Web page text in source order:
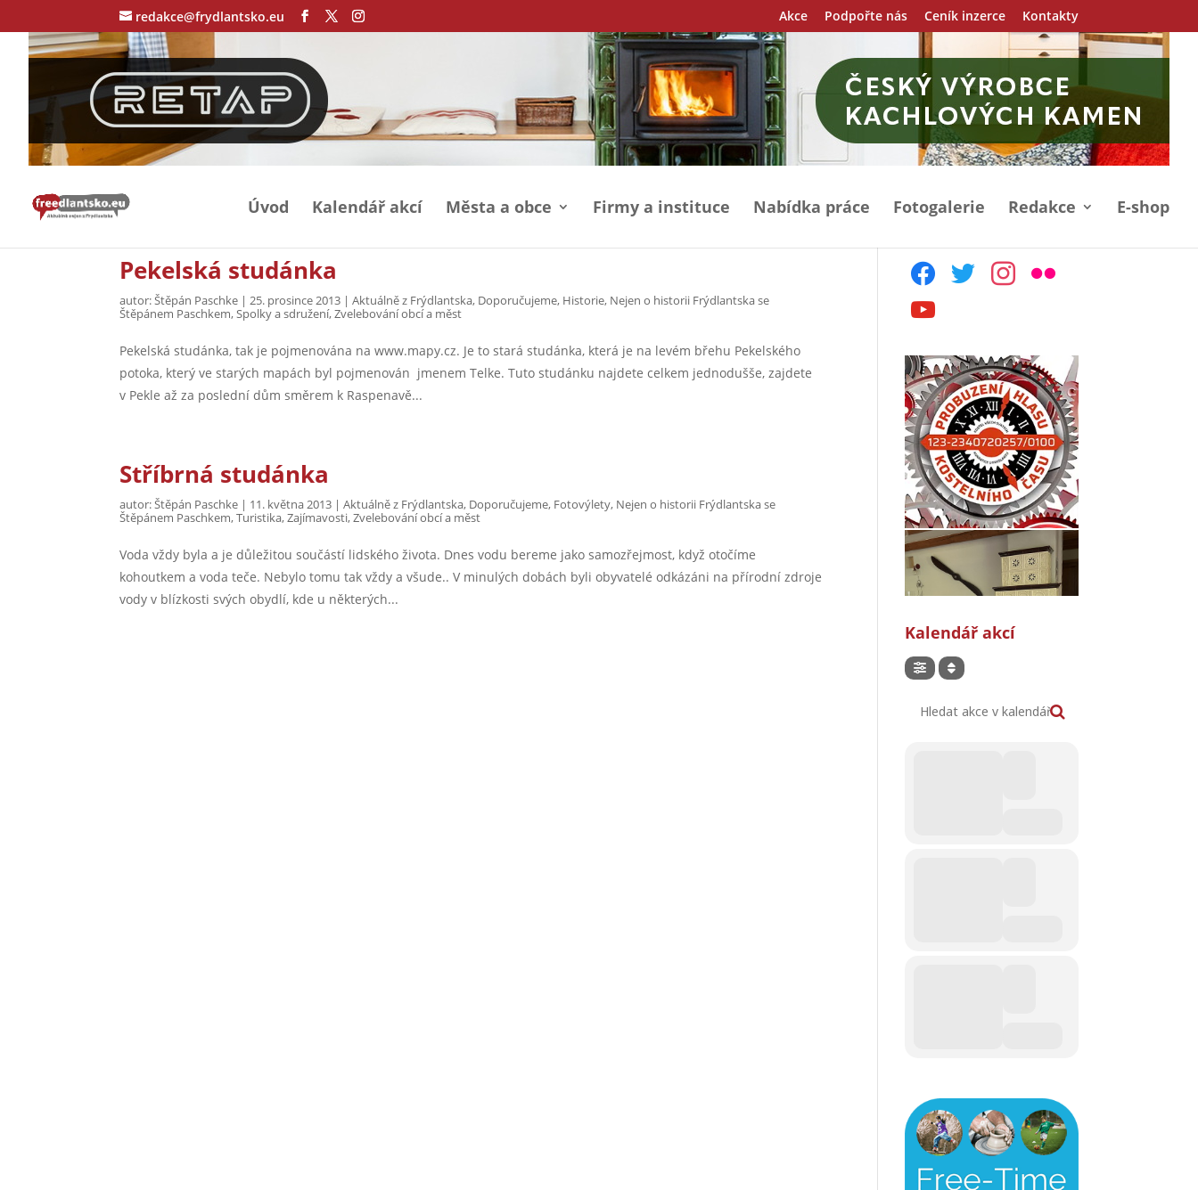
redakce@frydlantsko.eu Akce Podpořte nás Ceník inzerce Kontakty
Úvod Kalendář akcí Města a obce Firmy a instituce Nabídka práce Fotogalerie Redakce E-shop
Pekelská studánka
autor:Štěpán Paschke |25. prosince 2013 |Aktuálně z Frýdlantska, Doporučujeme, Historie, Nejen o historii Frýdlantska se
Štěpánem Paschkem,Spolky a sdružení,Zvelebování obcí a měst
Pekelská studánka, tak je pojmenována na www.mapy.cz. Je to stará studánka, která je na levém břehu Pekelského
potoka, který ve starých mapách byl pojmenován jmenem Telke. Tuto studánku najdete celkem jednodušše, zajdete
v Pekle až za poslední dům směrem k Raspenavě...
Stříbrná studánka
autor:Štěpán Paschke | 11. května 2013 |Aktuálně z Frýdlantska, Doporučujeme, Fotovýlety, Nejen o historii Frýdlantska se
Štěpánem Paschkem,Turistika,Zajímavosti,Zvelebování obcí a měst
Voda vždy byla a je důležitou součástí lidského života. Dnes vodu bereme jako samozřejmost, když otočíme
kohoutkem a voda teče. Nebylo tomu tak vždy a všude.. V minulých dobách byli obyvatelé odkázáni na přírodní zdroje
vody v blízkosti svých obydlí, kde u některých...
facebooktwitter instagram
flickr
youtube
Kalendář akcí